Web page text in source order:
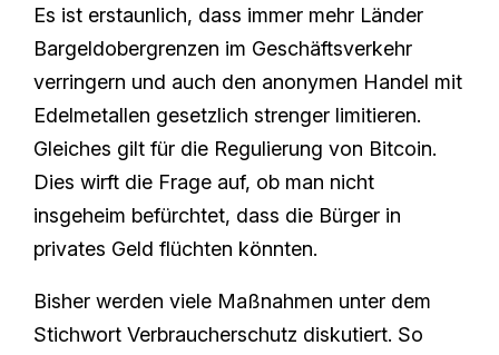
Es ist erstaunlich, dass immer mehr Länder
Bargeldobergrenzen im Geschäftsverkehr
verringern und auch den anonymen Handel mit
Edelmetallen gesetzlich strenger limitieren.
Gleiches gilt für die Regulierung von Bitcoin.
Dies wirft die Frage auf, ob man nicht
insgeheim befürchtet, dass die Bürger in
privates Geld flüchten könnten.
Bisher werden viele Maßnahmen unter dem
Stichwort Verbraucherschutz diskutiert. So